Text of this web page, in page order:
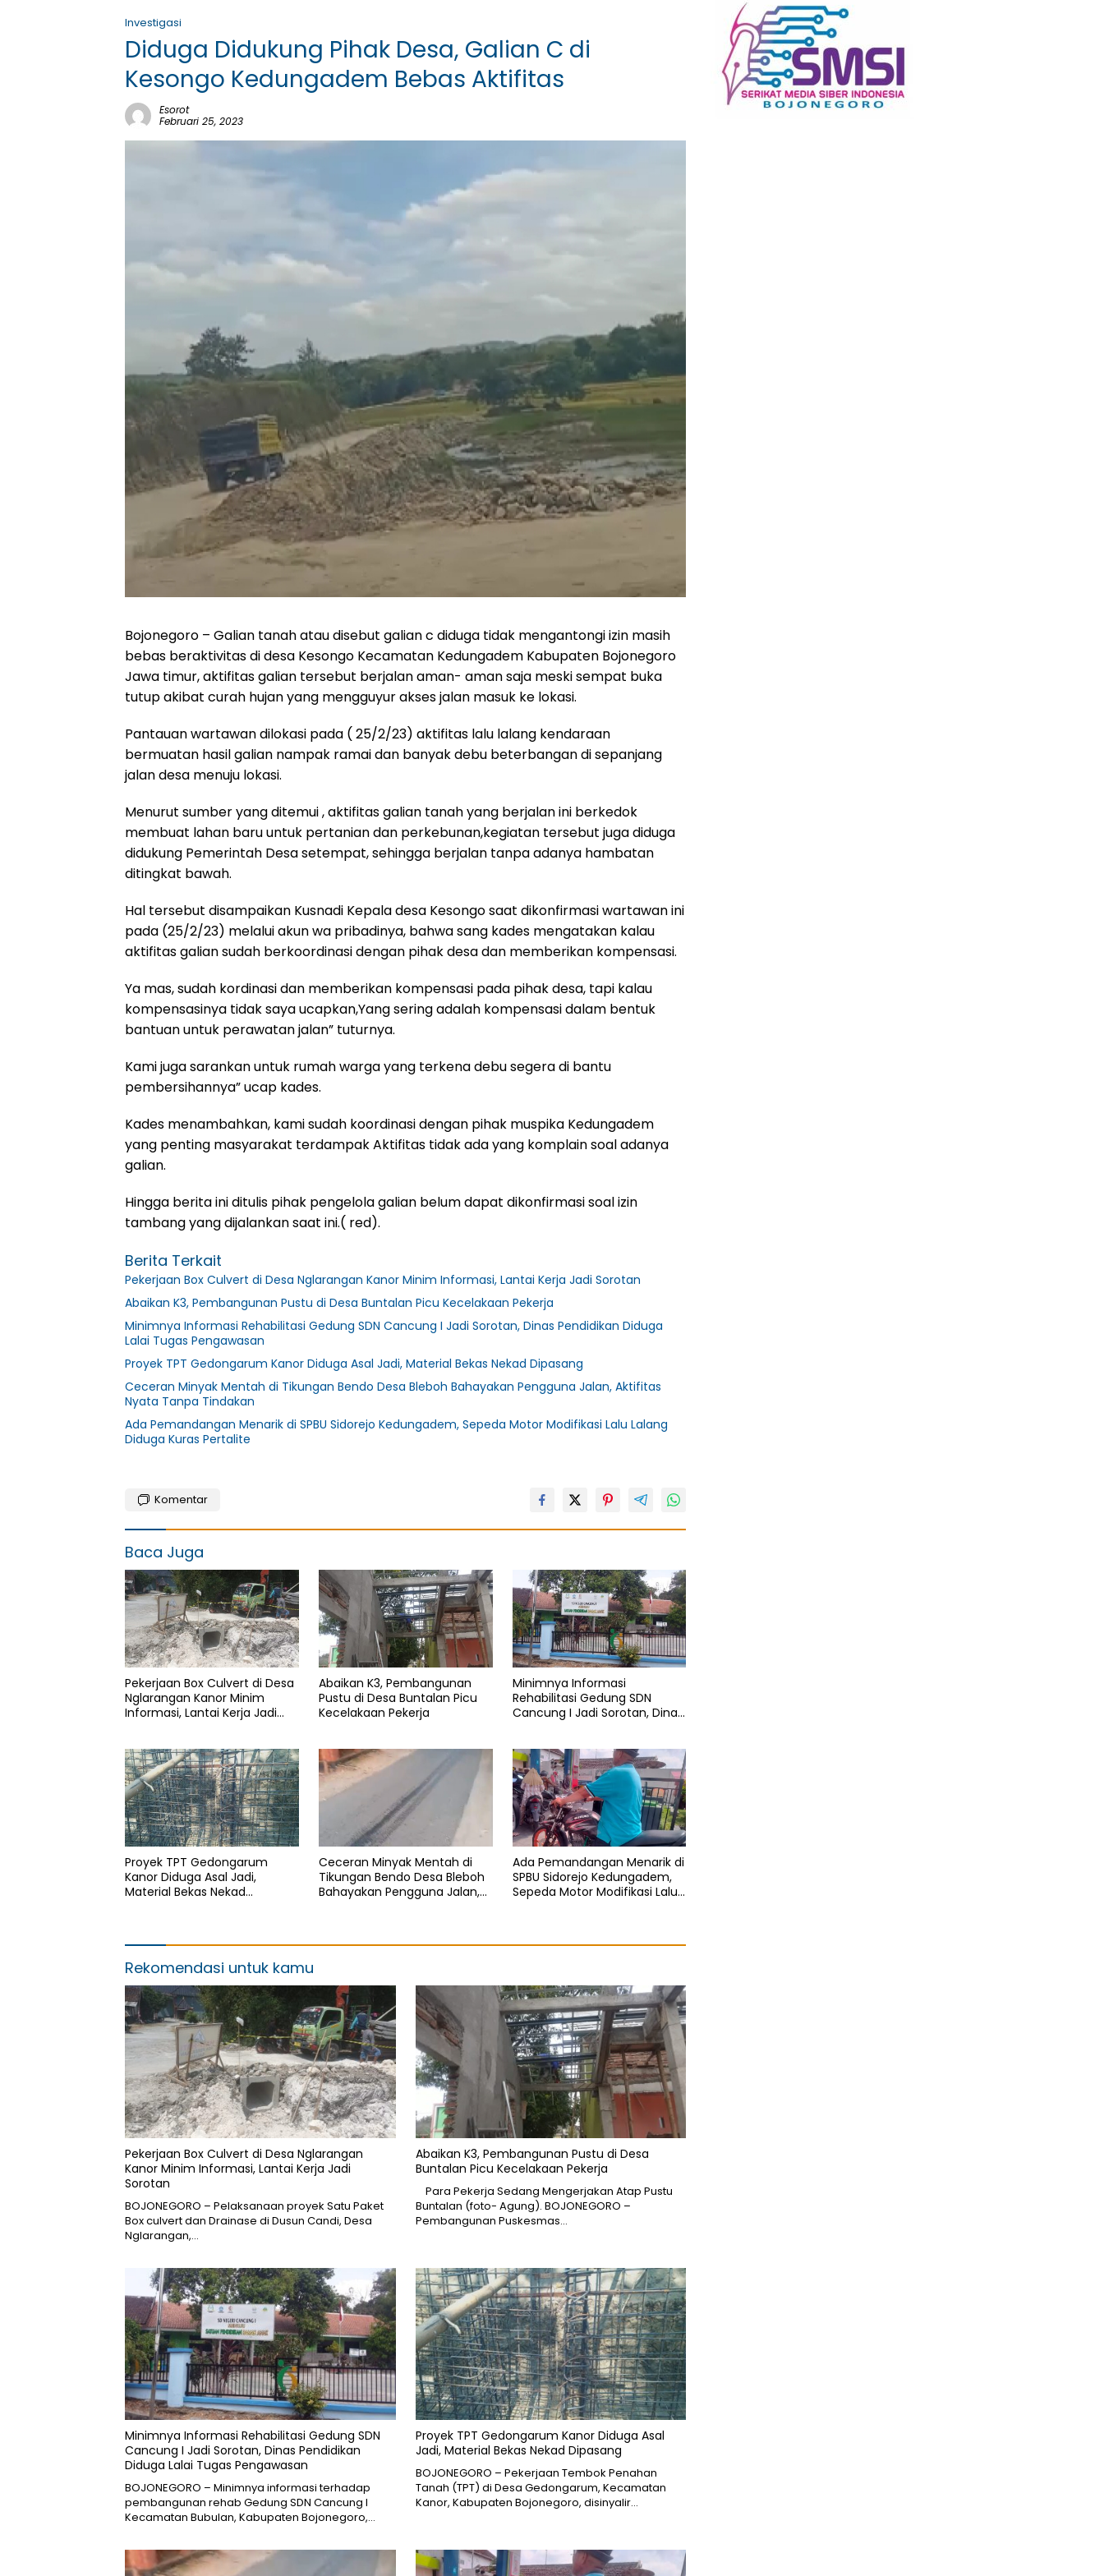
Investigasi
Diduga Didukung Pihak Desa, Galian C di
Kesongo Kedungadem Bebas Aktifitas
Esorot
Februari 25, 2023
Bojonegoro – Galian tanah atau disebut galian c diduga tidak mengantongi izin masih
bebas beraktivitas di desa Kesongo Kecamatan Kedungadem Kabupaten Bojonegoro
Jawa timur, aktifitas galian tersebut berjalan aman- aman saja meski sempat buka
tutup akibat curah hujan yang mengguyur akses jalan masuk ke lokasi.
Pantauan wartawan dilokasi pada ( 25/2/23) aktifitas lalu lalang kendaraan
bermuatan hasil galian nampak ramai dan banyak debu beterbangan di sepanjang
jalan desa menuju lokasi.
Menurut sumber yang ditemui , aktifitas galian tanah yang berjalan ini berkedok
membuat lahan baru untuk pertanian dan perkebunan,kegiatan tersebut juga diduga
didukung Pemerintah Desa setempat, sehingga berjalan tanpa adanya hambatan
ditingkat bawah.
Hal tersebut disampaikan Kusnadi Kepala desa Kesongo saat dikonfirmasi wartawan ini
pada (25/2/23) melalui akun wa pribadinya, bahwa sang kades mengatakan kalau
aktifitas galian sudah berkoordinasi dengan pihak desa dan memberikan kompensasi.
Ya mas, sudah kordinasi dan memberikan kompensasi pada pihak desa, tapi kalau
kompensasinya tidak saya ucapkan,Yang sering adalah kompensasi dalam bentuk
bantuan untuk perawatan jalan” tuturnya.
Kami juga sarankan untuk rumah warga yang terkena debu segera di bantu
pembersihannya” ucap kades.
Kades menambahkan, kami sudah koordinasi dengan pihak muspika Kedungadem
yang penting masyarakat terdampak Aktifitas tidak ada yang komplain soal adanya
galian.
Hingga berita ini ditulis pihak pengelola galian belum dapat dikonfirmasi soal izin
tambang yang dijalankan saat ini.( red).
Berita Terkait
Pekerjaan Box Culvert di Desa Nglarangan Kanor Minim Informasi, Lantai Kerja Jadi Sorotan
Abaikan K3, Pembangunan Pustu di Desa Buntalan Picu Kecelakaan Pekerja
Minimnya Informasi Rehabilitasi Gedung SDN Cancung I Jadi Sorotan, Dinas Pendidikan Diduga
Lalai Tugas Pengawasan
Proyek TPT Gedongarum Kanor Diduga Asal Jadi, Material Bekas Nekad Dipasang
Ceceran Minyak Mentah di Tikungan Bendo Desa Bleboh Bahayakan Pengguna Jalan, Aktifitas
Nyata Tanpa Tindakan
Ada Pemandangan Menarik di SPBU Sidorejo Kedungadem, Sepeda Motor Modifikasi Lalu Lalang
Diduga Kuras Pertalite
Komentar
Baca Juga
Pekerjaan Box Culvert di Desa
Nglarangan Kanor Minim
Informasi, Lantai Kerja Jadi
Abaikan K3, Pembangunan
Pustu di Desa Buntalan Picu
Kecelakaan Pekerja
Minimnya Informasi
Rehabilitasi Gedung SDN
Cancung I Jadi Sorotan, Dinas
Proyek TPT Gedongarum
Kanor Diduga Asal Jadi,
Material Bekas Nekad
Ceceran Minyak Mentah di
Tikungan Bendo Desa Bleboh
Bahayakan Pengguna Jalan,
Ada Pemandangan Menarik di
SPBU Sidorejo Kedungadem,
Sepeda Motor Modifikasi Lalu
Rekomendasi untuk kamu
Pekerjaan Box Culvert di Desa Nglarangan
Kanor Minim Informasi, Lantai Kerja Jadi
Sorotan
BOJONEGORO – Pelaksanaan proyek Satu Paket
Box culvert dan Drainase di Dusun Candi, Desa
Nglarangan,…
Abaikan K3, Pembangunan Pustu di Desa
Buntalan Picu Kecelakaan Pekerja
Para Pekerja Sedang Mengerjakan Atap Pustu
Buntalan (foto- Agung). BOJONEGORO –
Pembangunan Puskesmas…
Minimnya Informasi Rehabilitasi Gedung SDN
Cancung I Jadi Sorotan, Dinas Pendidikan
Diduga Lalai Tugas Pengawasan
BOJONEGORO – Minimnya informasi terhadap
pembangunan rehab Gedung SDN Cancung I
Kecamatan Bubulan, Kabupaten Bojonegoro,…
Proyek TPT Gedongarum Kanor Diduga Asal
Jadi, Material Bekas Nekad Dipasang
BOJONEGORO – Pekerjaan Tembok Penahan
Tanah (TPT) di Desa Gedongarum, Kecamatan
Kanor, Kabupaten Bojonegoro, disinyalir…